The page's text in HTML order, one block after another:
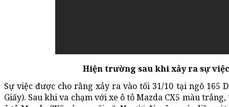
Hiện trường sau khi xảy ra sự việc
Sự việc được cho rằng xảy ra vào tối 31/10 tại ngõ 165
Giấy). Sau khi va chạm với xe ô tô Mazda CX5 màu